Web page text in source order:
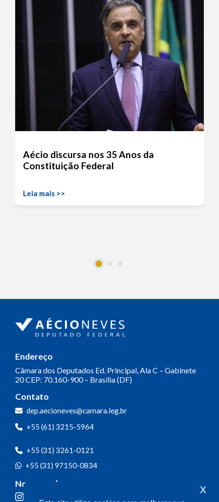
Aécio discursa nos 35 Anos da
Constituição Federal
Leia mais >>
Endereço
Câmara dos Deputados Ed. Principal, Ala C – Gabinete
20CEP: 70.160-900 – Brasília (DF)
Contato
dep.aecioneves@camara.leg.br
+55 (61) 3215-5964
+55 (31) 3261-0121
+55 (31) 97150-0834
Nossas redes x